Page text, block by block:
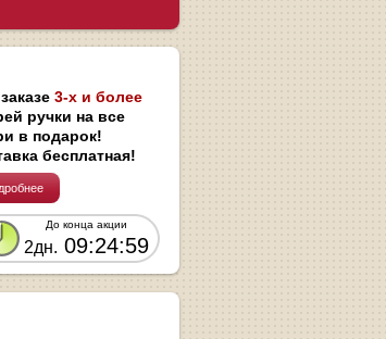
3-х и более
ручки на все
в подарок!
бесплатная!
До конца акции
2дн. 09:24:58